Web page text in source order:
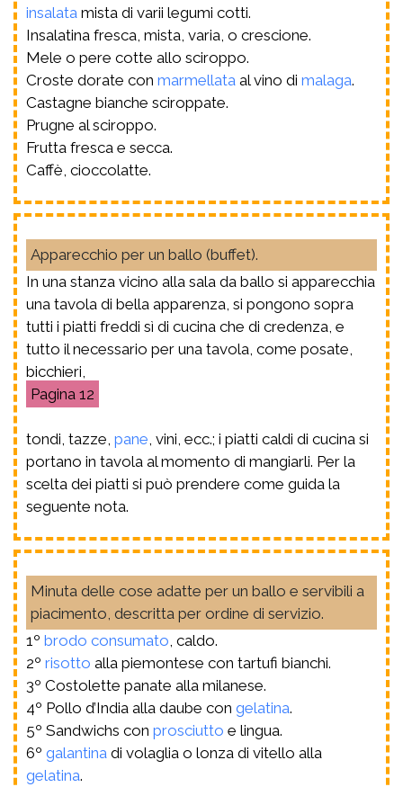
insalata mista di varii legumi cotti.
Insalatina fresca, mista, varia, o crescione.
Mele o pere cotte allo sciroppo.
Croste dorate con marmellata al vino di malaga.
Castagne bianche sciroppate.
Prugne al sciroppo.
Frutta fresca e secca.
Caffè, cioccolatte.
Apparecchio per un ballo (buffet).
In una stanza vicino alla sala da ballo si apparecchia
una tavola di bella apparenza, si pongono sopra
tutti i piatti freddi sì di cucina che di credenza, e
tutto il necessario per una tavola, come posate,
bicchieri,
12
tondi, tazze, pane , vini, ecc.; i piatti caldi di cucina si
portano in tavola al momento di mangiarli. Per la
scelta dei piatti si può prendere come guida la
seguente nota.
Minuta delle cose adatte per un ballo e servibili a
piacimento, descritta per ordine di servizio.
1º brodo consumato , caldo.
2º risotto alla piemontese con tartufi bianchi.
3º Costolette panate alla milanese.
4º Pollo d’India alla daube con gelatina.
5º Sandwichs con prosciutto e lingua.
6º galantina di volaglia o lonza di vitello alla
gelatina.